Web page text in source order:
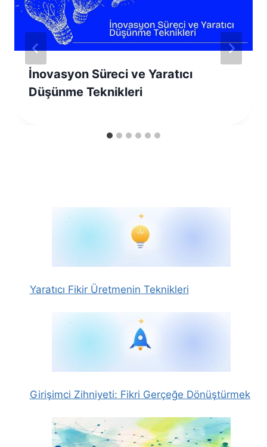
İnovasyon Süreci ve Yaratıcı
Düşünme Teknikleri
Yaratıcı Fikir Üretmenin Teknikleri
Girişimci Zihniyeti: Fikri Gerçeğe Dönüştürmek